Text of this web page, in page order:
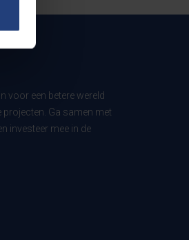
voor een betere wereld
Ga samen met
investeer mee in de